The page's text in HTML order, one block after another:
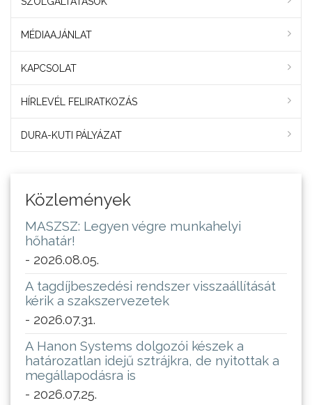
MÉDIAAJÁNLAT
KAPCSOLAT
HÍRLEVÉL FELIRATKOZÁS
DURA-KUTI PÁLYÁZAT
Közlemények
MASZSZ: Legyen végre munkahelyi
hőhatár!
- 2026.08.05.
A tagdíjbeszedési rendszer visszaállítását
kérik a szakszervezetek
- 2026.07.31.
A Hanon Systems dolgozói készek a
határozatlan idejű sztrájkra, de nyitottak a
megállapodásra is
- 2026.07.25.